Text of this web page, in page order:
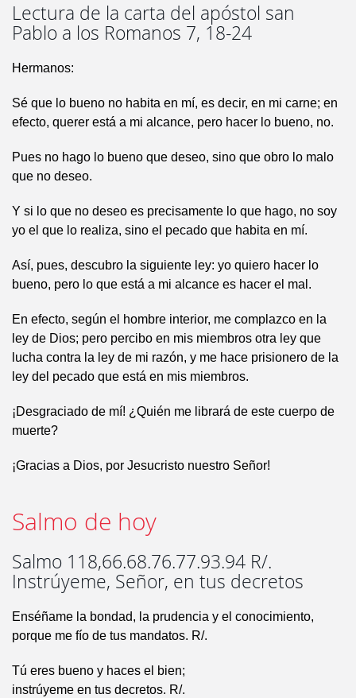
Lectura de la carta del apóstol san
Pablo a los Romanos 7, 18-24
Hermanos:
Sé que lo bueno no habita en mí, es decir, en mi carne; en
efecto, querer está a mi alcance, pero hacer lo bueno, no.
Pues no hago lo bueno que deseo, sino que obro lo malo
que no deseo.
Y si lo que no deseo es precisamente lo que hago, no soy
yo el que lo realiza, sino el pecado que habita en mí.
Así, pues, descubro la siguiente ley: yo quiero hacer lo
bueno, pero lo que está a mi alcance es hacer el mal.
En efecto, según el hombre interior, me complazco en la
ley de Dios; pero percibo en mis miembros otra ley que
lucha contra la ley de mi razón, y me hace prisionero de la
ley del pecado que está en mis miembros.
¡Desgraciado de mí! ¿Quién me librará de este cuerpo de
muerte?
¡Gracias a Dios, por Jesucristo nuestro Señor!
Salmo de hoy
Salmo 118,66.68.76.77.93.94 R/.
Instrúyeme, Señor, en tus decretos
Enséñame la bondad, la prudencia y el conocimiento,
porque me fío de tus mandatos. R/.
Tú eres bueno y haces el bien;
instrúyeme en tus decretos. R/.